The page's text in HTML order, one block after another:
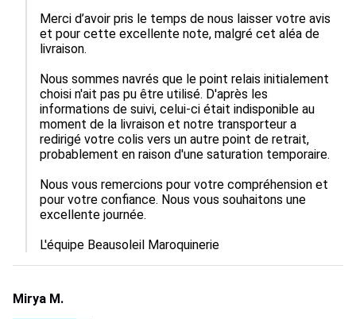
Merci d’avoir pris le temps de nous laisser votre avis
et pour cette excellente note, malgré cet aléa de
livraison.
Nous sommes navrés que le point relais initialement
choisi n'ait pas pu être utilisé. D'après les
informations de suivi, celui-ci était indisponible au
moment de la livraison et notre transporteur a
redirigé votre colis vers un autre point de retrait,
probablement en raison d'une saturation temporaire.
Nous vous remercions pour votre compréhension et
pour votre confiance. Nous vous souhaitons une
excellente journée.
L'équipe Beausoleil Maroquinerie
Mirya M.